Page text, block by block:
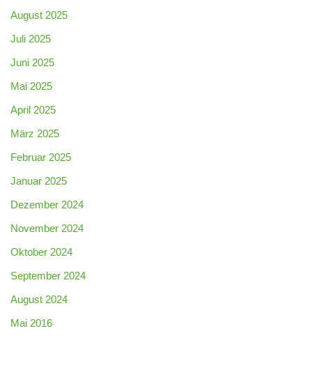
August 2025
Juli 2025
Juni 2025
Mai 2025
April 2025
März 2025
Februar 2025
Januar 2025
Dezember 2024
November 2024
Oktober 2024
September 2024
August 2024
Mai 2016